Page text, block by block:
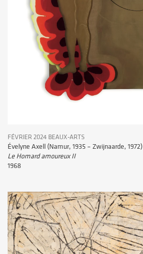
FÉVRIER 2024 BEAUX-ARTS
Évelyne Axell (Namur, 1935 – Zwijnaarde, 1972)
Le Homard amoureux II
1968